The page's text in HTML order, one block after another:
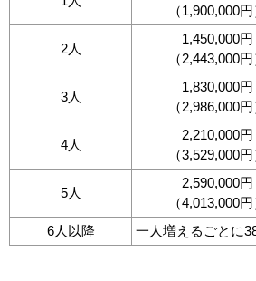
（1,900,000円
2人
1,450,000円
（2,443,000円
3人
1,830,000円
（2,986,000円
4人
2,210,000円
（3,529,000円
5人
2,590,000円
（4,013,000円
6人以降
一人増えるごとに